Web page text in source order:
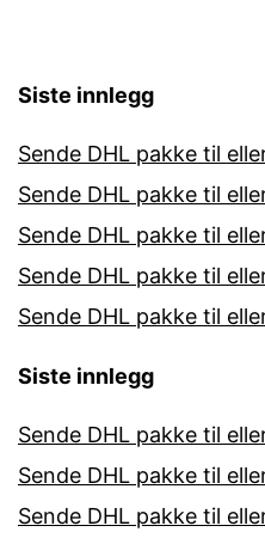
Siste innlegg
Sende DHL pakke til
Sende DHL pakke til
Sende DHL pakke til
Sende DHL pakke til
Sende DHL pakke til
Siste innlegg
Sende DHL pakke til
Sende DHL pakke til
Sende DHL pakke til